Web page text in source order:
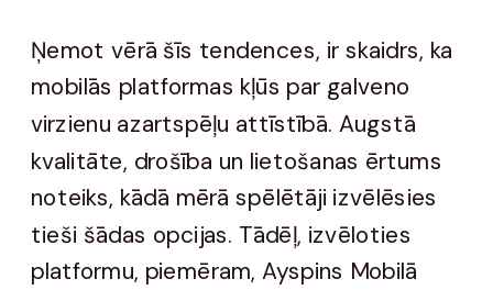
Ņemot vērā šīs tendences, ir skaidrs, ka
mobilās platformas kļūs par galveno
virzienu azartspēļu attīstībā. Augstā
kvalitāte, drošība un lietošanas ērtums
noteiks, kādā mērā spēlētāji izvēlēsies
tieši šādas opcijas. Tādēļ, izvēloties
platformu, piemēram, Ayspins Mobilā